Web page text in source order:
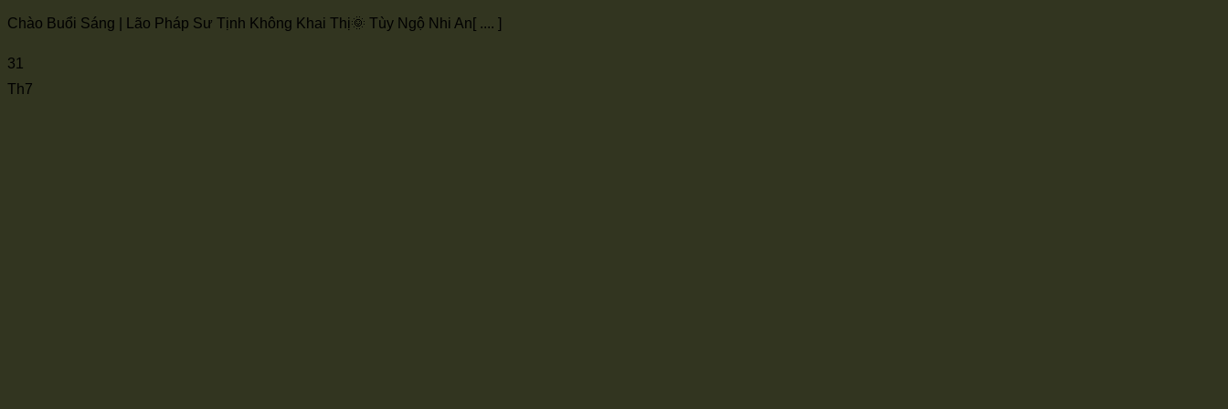
Chào Buổi Sáng | Lão Pháp Sư Tịnh Không Khai Thị🌞 Tùy Ngộ Nhi An[ .... ]
31
Th7